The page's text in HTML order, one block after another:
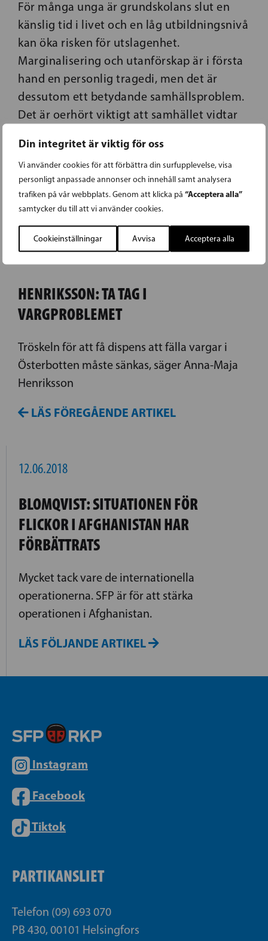
Din integritet är viktig för oss
Vi använder cookies för att förbättra din surfupplevelse, visa
personligt anpassade annonser och innehåll samt analysera
trafiken på vår webbplats. Genom att klicka på “Acceptera alla”
samtycker du till att vi använder cookies.
Cookieinställningar Avvisa Acceptera alla
För många unga är grundskolans slut en
känslig tid i livet och en låg utbildningsnivå
kan öka risken för utslagenhet.
Marginalisering och utanförskap är i första
hand en personlig tragedi, men det är
dessutom ett betydande samhällsproblem.
Det är oerhört viktigt att samhället vidtar
motverka detta, säger Thomas Blomqvist.
HENRIKSSON: TA TAG I
VARGPROBLEMET
Tröskeln för att få dispens att fälla vargar i
Österbotten måste sänkas, säger Anna-Maja
Henriksson
LÄS FÖREGÅENDE ARTIKEL
12.06.2018
BLOMQVIST: SITUATIONEN FÖR
FLICKOR I AFGHANISTAN HAR
FÖRBÄTTRATS
Mycket tack vare de internationella
operationerna. SFP är för att stärka
operationen i Afghanistan.
LÄS FÖLJANDE ARTIKEL
Instagram
Facebook
Tiktok
PARTIKANSLIET
Telefon (09) 693 070
PB 430, 00101 Helsingfors